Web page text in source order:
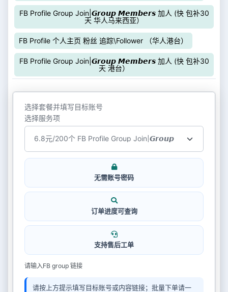
FB Profile Group Join|𝙂𝙧𝙤𝙪𝙥 𝙈𝙚𝙢𝙗𝙚𝙧𝙨 加人 (快 包补30
天 华人马来西亚）
FB Profile 个人主页 粉丝 追踪\Follower （华人港台）
FB Profile Group Join|𝙂𝙧𝙤𝙪𝙥 𝙈𝙚𝙢𝙗𝙚𝙧𝙨 加人 (快 包补30
天 港台）
选择套餐并填写目标账号
选择服务项
无需账号密码
订单进度可查询
支持售后工单
请输入FB group 链接
请按上方提示填写目标账号或内容链接；批量下单请一